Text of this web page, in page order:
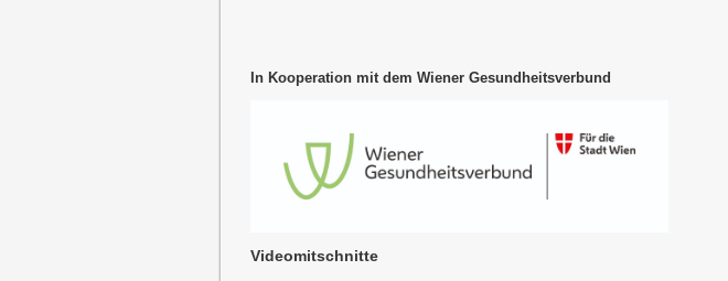
In Kooperation mit dem Wiener Gesundheitsverbund
Videomitschnitte